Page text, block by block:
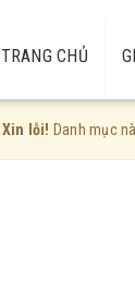
TRANG CHỦ
Xin lỗi! Danh mục